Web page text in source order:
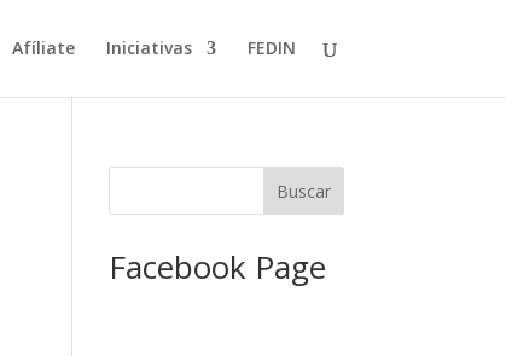
Afíliate Iniciativas FEDIN
Facebook Page